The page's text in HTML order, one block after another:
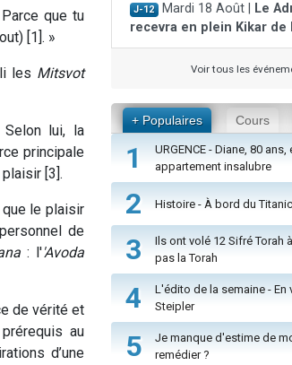
que tu
[1]. »
les Mitsvot
lui, la
principale
[3].
le plaisir
de
: l''Avoda
de vérité et
au
d’une
J-12 Mardi 18 Août |
Le
recevra en plein Kikar de
Voir tous les
+ Populaires Cours
1
URGENCE - Diane, 80
appartement insalubre
2 Histoire - À bord du Titanic
3
Ils ont volé 12 Sifré Torah
pas la Torah
4
L'édito de la semaine - En
Steipler
5
Je manque d'estime de
remédier ?